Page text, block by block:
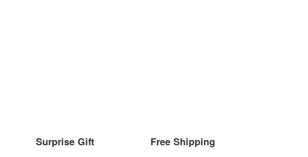
Surprise Gift Free Shipping